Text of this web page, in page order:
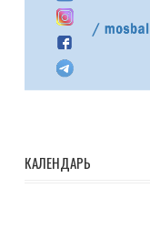
КАЛЕНДАРЬ